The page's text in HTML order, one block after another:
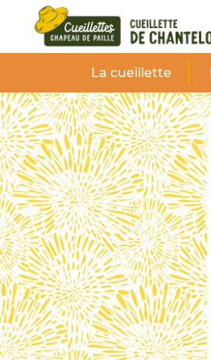
La cueillette
Panneau de gestion des cookies